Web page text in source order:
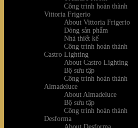
Công trình hoàn thành
Vittoria Frigerio
About Vittoria Frigerio
Dòng sản phẩm
Nhà thiết kế
Công trình hoàn thành
Castro Lighting
About Castro Lighting
Bộ sưu tập
Công trình hoàn thành
Almadeluce
About Almadeluce
Bộ sưu tập
Công trình hoàn thành
Desforma